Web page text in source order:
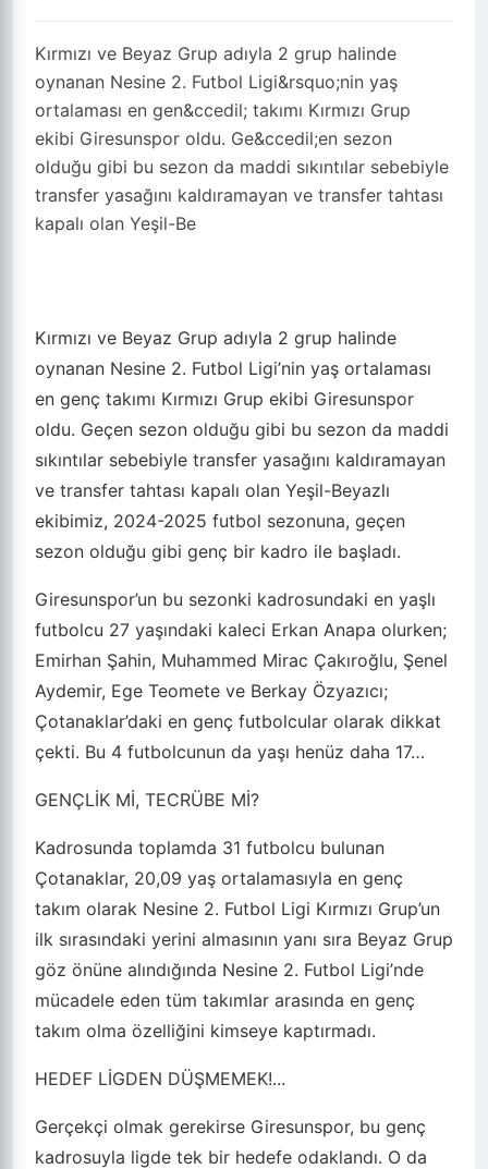
Kırmızı ve Beyaz Grup adıyla 2 grup halinde
oynanan Nesine 2. Futbol Ligi&rsquo;nin yaş
ortalaması en gen&ccedil; takımı Kırmızı Grup
ekibi Giresunspor oldu. Ge&ccedil;en sezon
olduğu gibi bu sezon da maddi sıkıntılar sebebiyle
transfer yasağını kaldıramayan ve transfer tahtası
kapalı olan Yeşil-Be
Kırmızı ve Beyaz Grup adıyla 2 grup halinde
oynanan Nesine 2. Futbol Ligi’nin yaş ortalaması
en genç takımı Kırmızı Grup ekibi Giresunspor
oldu. Geçen sezon olduğu gibi bu sezon da maddi
sıkıntılar sebebiyle transfer yasağını kaldıramayan
ve transfer tahtası kapalı olan Yeşil-Beyazlı
ekibimiz, 2024-2025 futbol sezonuna, geçen
sezon olduğu gibi genç bir kadro ile başladı.
Giresunspor’un bu sezonki kadrosundaki en yaşlı
futbolcu 27 yaşındaki kaleci Erkan Anapa olurken;
Emirhan Şahin, Muhammed Mirac Çakıroğlu, Şenel
Aydemir, Ege Teomete ve Berkay Özyazıcı;
Çotanaklar’daki en genç futbolcular olarak dikkat
çekti. Bu 4 futbolcunun da yaşı henüz daha 17…
GENÇLİK Mİ, TECRÜBE Mİ?
Kadrosunda toplamda 31 futbolcu bulunan
Çotanaklar, 20,09 yaş ortalamasıyla en genç
takım olarak Nesine 2. Futbol Ligi Kırmızı Grup’un
ilk sırasındaki yerini almasının yanı sıra Beyaz Grup
göz önüne alındığında Nesine 2. Futbol Ligi’nde
mücadele eden tüm takımlar arasında en genç
takım olma özelliğini kimseye kaptırmadı.
HEDEF LİGDEN DÜŞMEMEK!...
Gerçekçi olmak gerekirse Giresunspor, bu genç
kadrosuyla ligde tek bir hedefe odaklandı. O da